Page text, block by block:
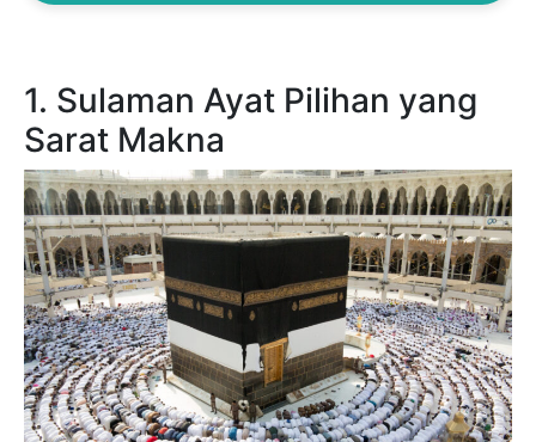
1. Sulaman Ayat Pilihan yang
Sarat Makna